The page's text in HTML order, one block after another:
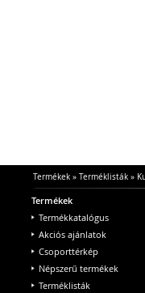
Termékek» Terméklisták»
Termékek
Termékkatalógus
Akciós ajánlatok
Csoporttérkép
Népszerű termékek
Terméklisták